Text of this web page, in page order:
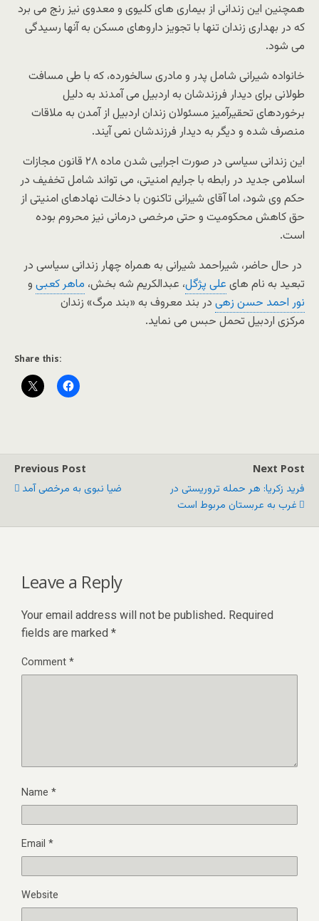
همچنین این زندانی از بیماری های کلیوی و معدوی نیز رنج می برد
که در بهداری زندان تنها با تجویز داروهای مسکن به آنها رسیدگی
می شود.
خانواده شیرانی شامل پدر و مادری سالخورده، که با طی مسافت
طولانی برای دیدار فرزندشان به اردبیل می آمدند به دلیل
برخوردهای تحقیرآمیز مسئولان زندان اردبیل از آمدن به ملاقات
منصرف شده و دیگر به دیدار فرزندشان نمی آیند.
این زندانی سیاسی در صورت اجرایی شدن ماده ۲۸ قانون مجازات
اسلامی جدید در رابطه با جرایم امنیتی، می تواند شامل تخفیف در
حکم وی شود، اما آقای شیرانی تاکنون با دخالت نهادهای امنیتی از
حق کاهش محکومیت و حتی مرخصی درمانی نیز محروم بوده
است.
در حال حاضر، شیراحمد شیرانی به همراه چهار زندانی سیاسی در
تبعید به نام های علی پژگل، عبدالکریم شه بخش، ماهر کعبی و
نور احمد حسن زهی در بند معروف به «بند مرگ» زندان
مرکزی اردبیل تحمل حبس می نماید.
Share this:
Previous Post
ضیا نبوی به مرخصی آمد
Next Post
فرید زکریا: هر حمله تروریستی در
غرب به عربستان مربوط است
Leave a Reply
Your email address will not be published. Required
fields are marked *
Comment*
Name *
Email *
Website